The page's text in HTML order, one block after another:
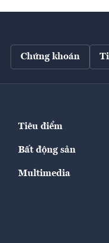
Chứng khoán
Tiêu điểm
Bất động sản
Multimedia